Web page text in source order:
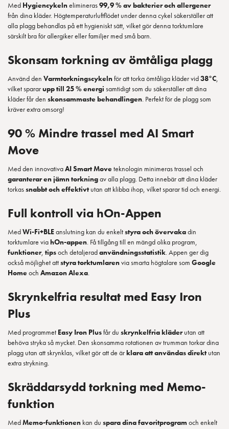
Med Hygiencykelnelimineras99,9 % av bakterier och allergener
från dina kläder. Högtemperaturluftflödet under denna cykel säkerställer att
alla plagg behandlas på ett hygieniskt sätt, vilket gör denna torktumlare
särskilt bra för allergiker eller familjer med små barn.
Skonsam torkning av ömtåliga plagg
Använd den Varmtorkningscykelnför att torka ömtåliga kläder vid38°C,
vilket spararupp till 25 % energi samtidigt som du säkerställer att dina
kläder får den skonsammaste behandlingen. Perfekt för de plagg som
kräver extra omsorg!
90 % Mindre trassel med AI Smart
Move
Med den innovativaAI Smart Moveteknologin minimeras trassel och
garanterar en jämn torkningav alla plagg. Detta innebär att dina kläder
torkassnabbt och effektivtutan att klibba ihop, vilket sparar tid och energi.
Full kontroll via hOn-Appen
MedWi-Fi+BLEanslutning kan du enkeltstyra och övervakadin
torktumlare viahOn-appen. Få tillgång till en mängd olika program,
funktioner, tipsoch detaljeradanvändningsstatistik. Appen ger dig
också möjlighet attstyra torktumlarenvia smarta högtalare som Google
Homeoch Amazon Alexa.
Skrynkelfria resultat med Easy Iron
Plus
Med programmet Easy Iron Plusfår du skrynkelfria kläderutan att
behöva stryka så mycket. Den skonsamma rotationen av trumman torkar dina
plagg utan att skrynklas, vilket gör att de ärklara att användas direktutan
extra strykning.
Skräddarsydd torkning med Memo-
funktion
MedMemo-funktionen kan du spara dina favoritprogram och enkelt